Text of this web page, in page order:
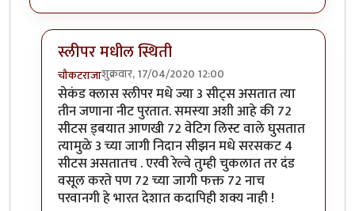
स्लीपर मधील स्थिती
चौकटराजाशुक्रवार, 17/04/2020 12:00
In reply to...byहेमंतकुमार
सेकंड क्लास स्लीपर मधे ज्या 3 सीट्स असतात त्या
तीन जणाना नीट पुरतात. समस्या अशी आहे की 72
सीटस ड्बयात आणखी 72 वेटिग लिस्ट वाले घुसतात
त्यामुळे 3 च्या जागी निदान सीझन मधे सरसकट 4
सीटस असतातच . एरवी रेल्वे तुम्ही चुकलात तर दंड
वसूल करते पण 72 च्या जागी फक्त 72 नाच
परवानगी हे भारत देशात कदापिही शक्य नाही !